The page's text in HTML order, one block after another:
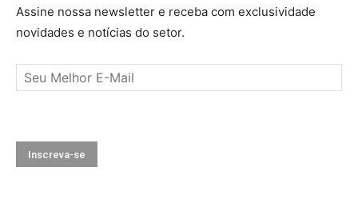
Mantenha-se Atualizado!
Assine nossa newsletter e receba com exclusividade